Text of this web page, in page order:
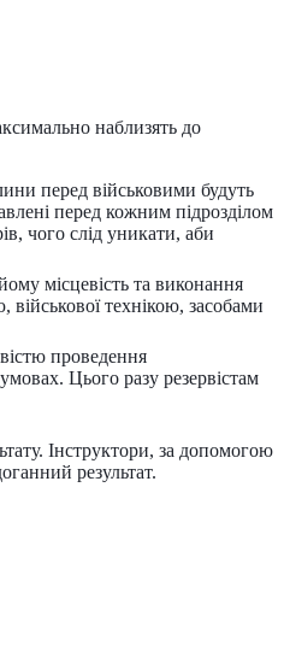
наблизять до
перед військовими будуть
перед кожним підрозділом
чого слід уникати, аби
місцевість та виконання
технікою, засобами
проведення
Цього разу резервістам
Інструктори, за допомогою
результат.